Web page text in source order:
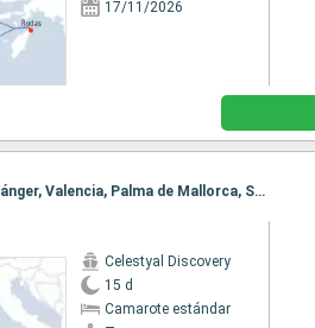
17/11/2026
Itinerario : Tarragona, Malaga, Gibraltar, Casablanca, Cadiz, Stromboli, Tánger, Valencia, Palma de Mallorca, Sete, Tarragona
Celestyal Discovery
15 d
Camarote estándar